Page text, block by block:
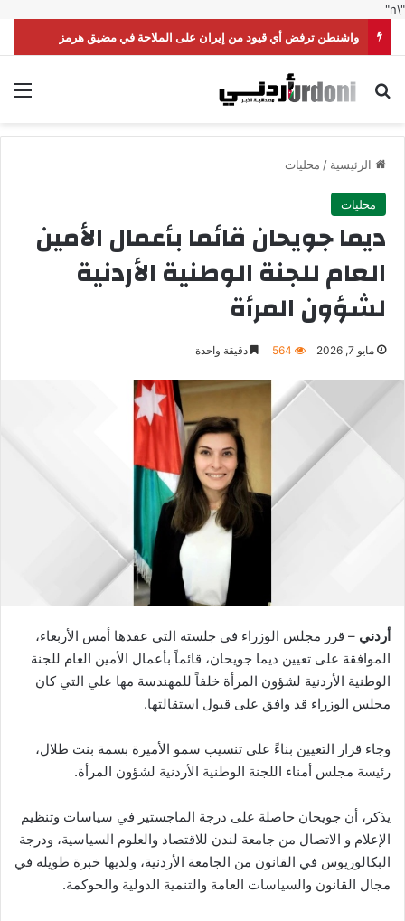
"\n"
واشنطن ترفض أي قيود من إيران على الملاحة في مضيق هرمز
بحث عن
الرئيسية / محليات
محليات
ديما جويحان قائما بأعمال الأمين
العام للجنة الوطنية الأردنية
لشؤون المرأة
مايو 7, 2026 564 دقيقة واحدة
أردني – قرر مجلس الوزراء في جلسته التي عقدها أمس الأربعاء،
الموافقة على تعيين ديما جويحان، قائماً بأعمال الأمين العام للجنة
الوطنية الأردنية لشؤون المرأة خلفاً للمهندسة مها علي التي كان
مجلس الوزراء قد وافق على قبول استقالتها.
وجاء قرار التعيين بناءً على تنسيب سمو الأميرة بسمة بنت طلال،
رئيسة مجلس أمناء اللجنة الوطنية الأردنية لشؤون المرأة.
يذكر، أن جويحان حاصلة على درجة الماجستير في سياسات وتنظيم
الإعلام و الاتصال من جامعة لندن للاقتصاد والعلوم السياسية، ودرجة
البكالوريوس في القانون من الجامعة الأردنية، ولديها خبرة طويله في
مجال القانون والسياسات العامة والتنمية الدولية والحوكمة.